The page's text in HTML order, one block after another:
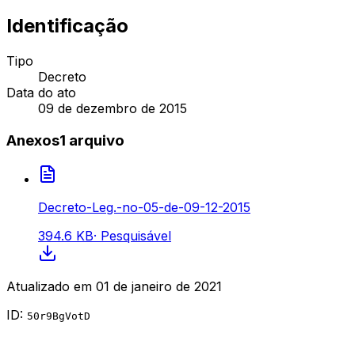
Identificação
Tipo
Decreto
Data do ato
09 de dezembro de 2015
Anexos1 arquivo
Decreto-Leg.-no-05-de-09-12-2015
394.6 KB· Pesquisável
Atualizado em 01 de janeiro de 2021
ID: 50r9BgVotD